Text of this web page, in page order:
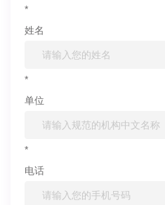
*
姓名
*
单位
*
电话